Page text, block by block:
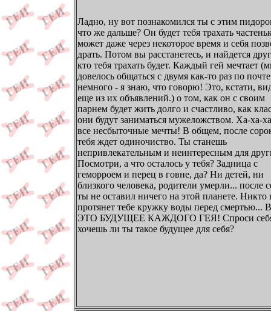
Ладно, ну вот познакомился ты с этим
что же дальше? Он будет тебя трахать
может даже через некоторое время и себя
драть. Потом вы расстанетесь, и найдется
кто тебя трахать будет. Каждый гей мечтает
довелось общаться с двумя как-то раз по почте
немного - я знаю, что говорю! Это, кстати,
еще из их объявлений.) о том, как он с своим
парнем будет жить долго и счастливо, как
они будут заниматься мужеложством. Ха-ха-
все несбыточные мечты! В общем, после
тебя ждет одиночиство. Ты станешь
непривлекательным и неинтересным для
Посмотри, а что осталось у тебя? Задница с
геморроем и перец в говне, да? Ни детей, ни
близкого человека, родители умерли... после
ты не оставил ничего на этой планете. Никто
протянет тебе кружку воды перед смертью...
ЭТО БУДУЩЕЕ КАЖДОГО ГЕЯ! Спроси
хочешь ли ты такое будущее для себя?